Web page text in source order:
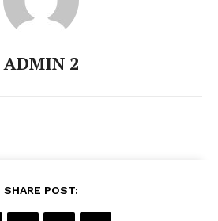
ADMIN 2
SHARE POST: